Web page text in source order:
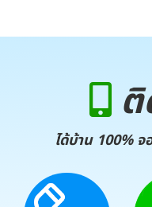
ติ
ได้บ้าน 100% จ